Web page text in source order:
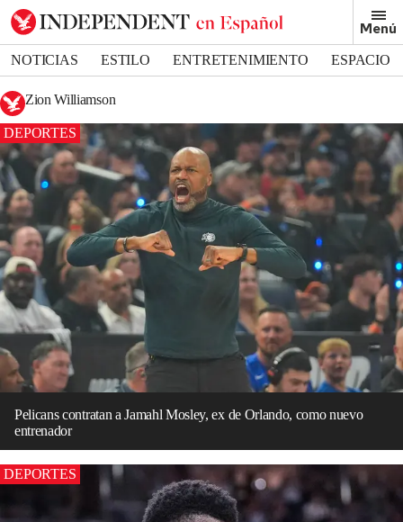
Menú
NOTICIAS ESTILO ENTRETENIMIENTO
ESPACIO
DEPORTES
Zion Williamson
DEPORTES
Pelicans contratan a Jamahl Mosley, ex de Orlando, como nuevo
entrenador
DEPORTES